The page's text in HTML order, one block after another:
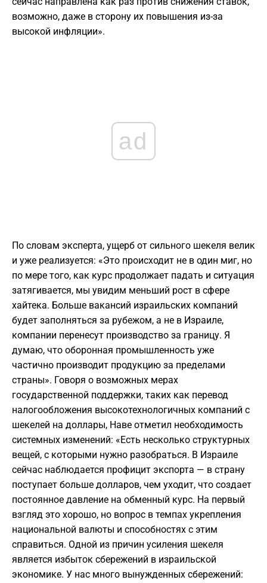
возможно, даже в сторону их повышения из-за
высокой инфляции».
ad
По словам эксперта, ущерб от сильного шекеля велик
и уже реализуется: «Это происходит не в один миг, но
по мере того, как курс продолжает падать и ситуация
затягивается, мы увидим меньший рост в сфере
хайтека. Больше вакансий израильских компаний
будет заполняться за рубежом, а не в Израиле,
компании перенесут производство за границу. Я
думаю, что оборонная промышленность уже
частично производит продукцию за пределами
страны». Говоря о возможных мерах
государственной поддержки, таких как перевод
налогообложения высокотехнологичных компаний с
шекелей на доллары, Наве отметил необходимость
системных изменений: «Есть несколько структурных
вещей, с которыми нужно разобраться. В Израиле
сейчас наблюдается профицит экспорта — в страну
поступает больше долларов, чем уходит, что создает
постоянное давление на обменный курс. На первый
взгляд это хорошо, но вопрос в темпах укрепления
национальной валюты и способностях с этим
справиться. Одной из причин усиления шекеля
является избыток сбережений в израильской
экономике. У нас много вынужденных сбережений: